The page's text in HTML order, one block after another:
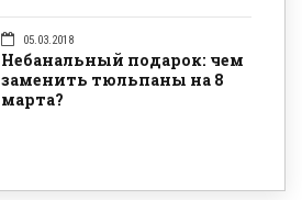
05.03.2018
Небанальный подарок: чем
заменить тюльпаны на 8
марта?